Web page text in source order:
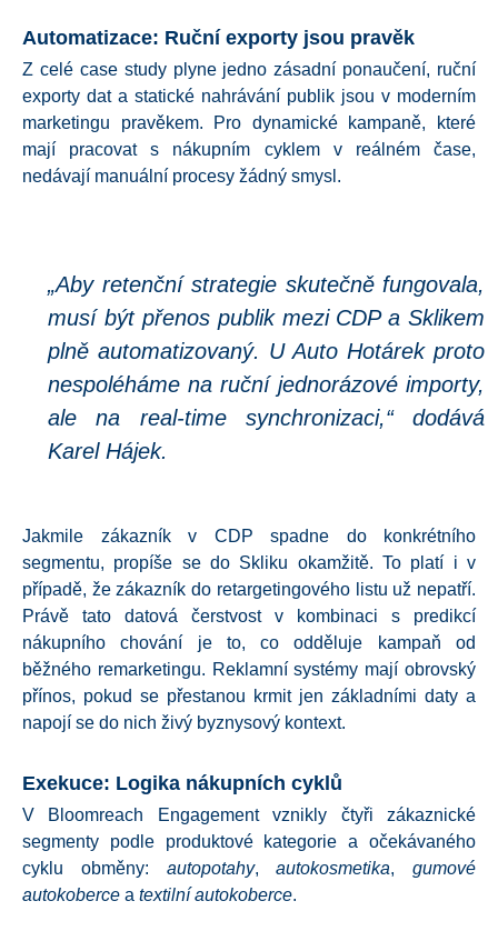
Automatizace: Ruční exporty jsou pravěk
Z celé case study plyne jedno zásadní ponaučení, ruční
exporty dat a statické nahrávání publik jsou v moderním
marketingu pravěkem. Pro dynamické kampaně, které
mají pracovat s nákupním cyklem v reálném čase,
nedávají manuální procesy žádný smysl.
„Aby retenční strategie skutečně fungovala,
musí být přenos publik mezi CDP a Sklikem
plně automatizovaný. U Auto Hotárek proto
nespoléháme na ruční jednorázové importy,
ale na real-time synchronizaci,“dodává
Karel Hájek.
Jakmile zákazník v CDP spadne do konkrétního
segmentu, propíše se do Skliku okamžitě. To platí i v
případě, že zákazník do retargetingového listu už nepatří.
Právě tato datová čerstvost v kombinaci s predikcí
nákupního chování je to, co odděluje kampaň od
běžného remarketingu. Reklamní systémy mají obrovský
přínos, pokud se přestanou krmit jen základními daty a
napojí se do nich živý byznysový kontext.
Exekuce: Logika nákupních cyklů
V Bloomreach Engagement vznikly čtyři zákaznické
segmenty podle produktové kategorie a očekávaného
cyklu obměny: autopotahy,autokosmetika, gumové
autokoberce a textilní autokoberce.